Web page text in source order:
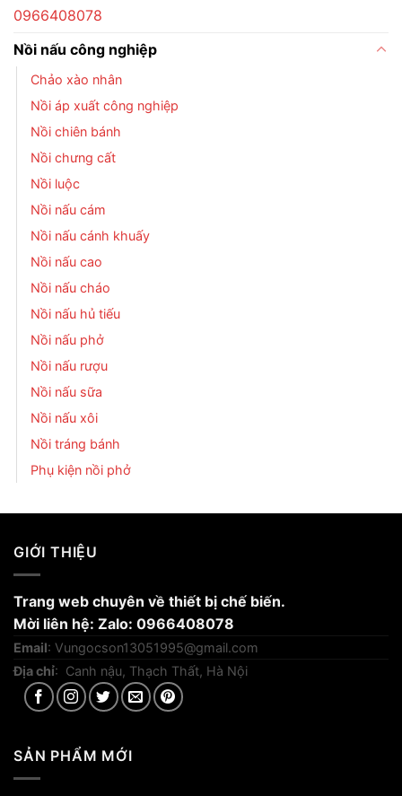
0966408078
Nồi nấu công nghiệp
Chảo xào nhân
Nồi áp xuất công nghiệp
Nồi chiên bánh
Nồi chưng cất
Nồi luộc
Nồi nấu cám
Nồi nấu cánh khuấy
Nồi nấu cao
Nồi nấu cháo
Nồi nấu hủ tiếu
Nồi nấu phở
Nồi nấu rượu
Nồi nấu sữa
Nồi nấu xôi
Nồi tráng bánh
Phụ kiện nồi phở
GIỚI THIỆU
Trang web chuyên về thiết bị chế biến.
Mời liên hệ: Zalo: 0966408078
Email: Vungocson13051995@gmail.com
Địa chỉ: Canh nậu, Thạch Thất, Hà Nội
SẢN PHẨM MỚI